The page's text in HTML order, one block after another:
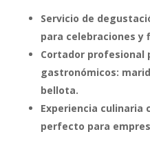
Servicio de
para celebraciones y
Cortador profesional
gastronómicos:
bellota.
Experiencia culinaria
perfecto para